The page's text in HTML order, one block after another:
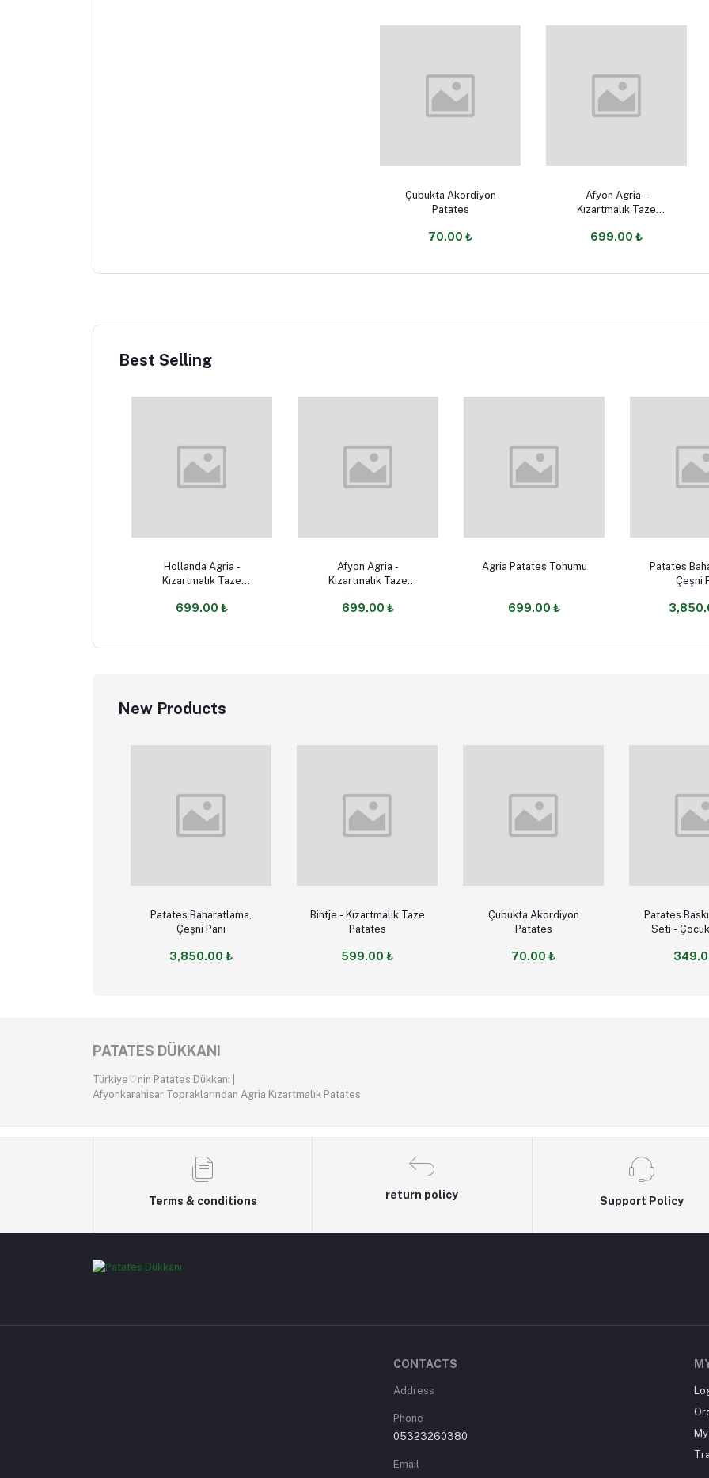
Add to cart
Çubukta Akordiyon
Patates
70.00 ₺
Select Option
Afyon Agria -
Kızartmalık Taze
699.00 ₺
Best Selling
Select Option
Hollanda Agria -
Kızartmalık Taze
699.00 ₺
Select Option
Afyon Agria -
Kızartmalık Taze
699.00 ₺
Add to cart
Agria Patates Tohumu
699.00 ₺
Add to
Patates
Çeşni
New Products
Add to cart
Patates Baharatlama,
Çeşni Panı
3,850.00 ₺
Select Option
Bintje - Kızartmalık Taze
Patates
599.00 ₺
Add to cart
Çubukta Akordiyon
Patates
70.00 ₺
Add
Patates
Seti - Çocuk Sanatçı
PATATES DÜKKANI
Türkiye♡nin Patates Dükkanı |
Afyonkarahisar Topraklarından Agria Kızartmalık Patates
Terms & conditions
return policy
Support Policy
CONTACTS
Address
Phone
05323260380
Email